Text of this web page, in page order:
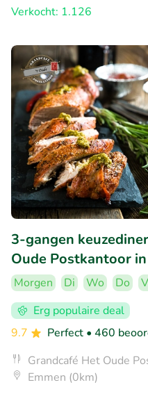
Verkocht: 1.126
3-gangen
Oude Postkantoor
Morgen Di Wo Do
Erg populaire deal
9.7
Perfect • 460
Grandcafé Het Oude
Emmen (0km)